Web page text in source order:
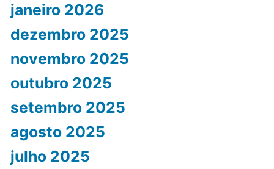
janeiro 2026
dezembro 2025
novembro 2025
outubro 2025
setembro 2025
agosto 2025
julho 2025